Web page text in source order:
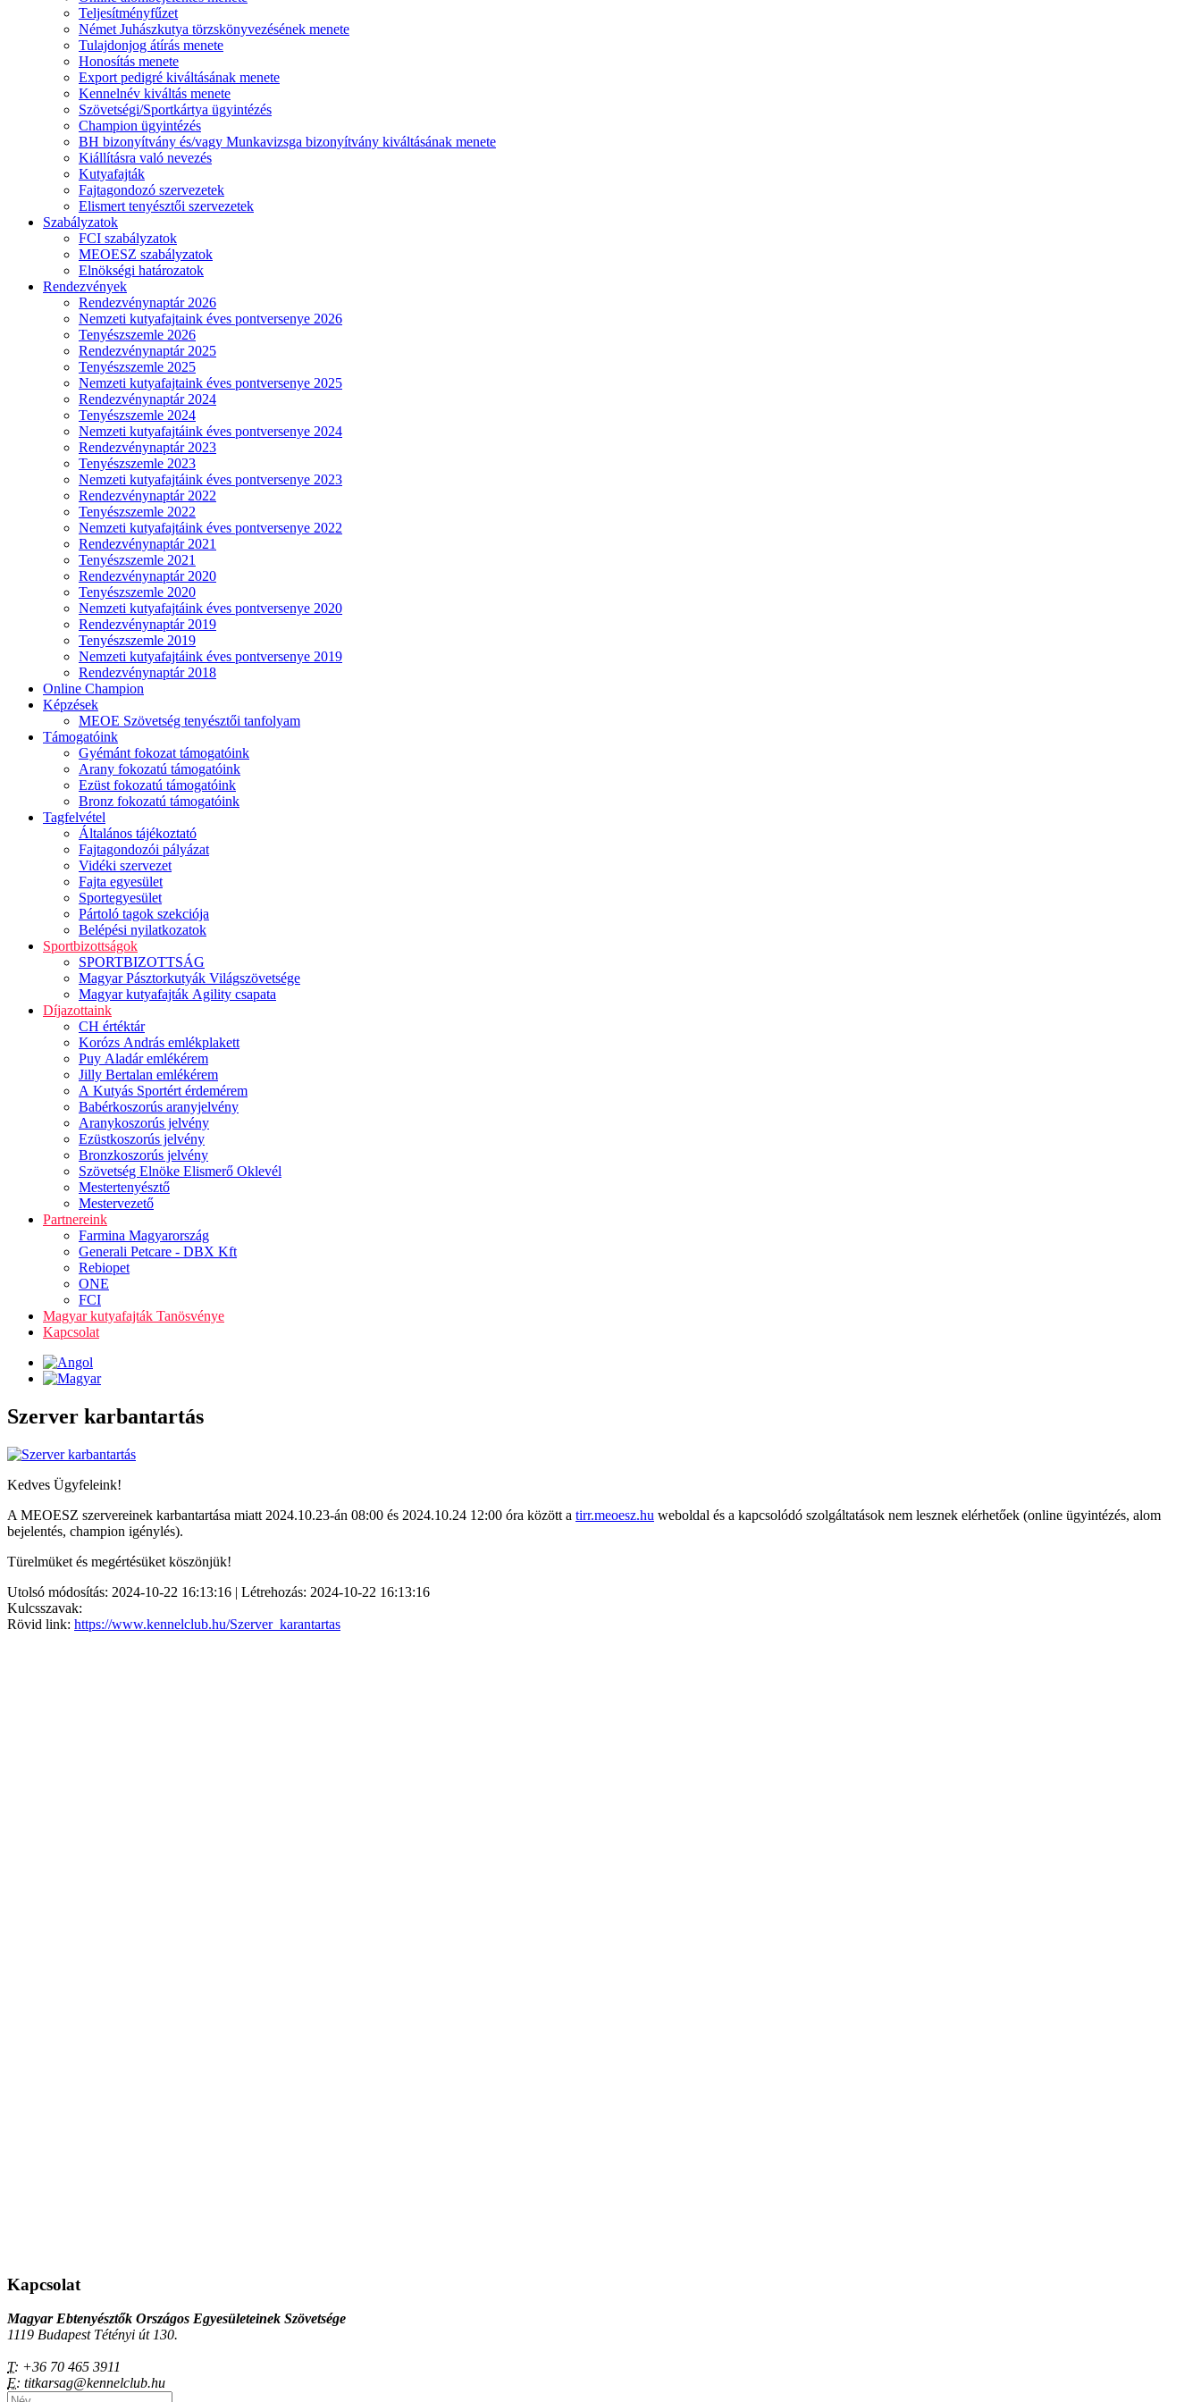
Teljesítményfűzet
Német Juhászkutya törzskönyvezésének menete
Tulajdonjog átírás menete
Honosítás menete
Export pedigré kiváltásának menete
Kennelnév kiváltás menete
Szövetségi/Sportkártya ügyintézés
Champion ügyintézés
BH bizonyítvány és/vagy Munkavizsga bizonyítvány kiváltásának menete
Kiállításra való nevezés
Kutyafajták
Fajtagondozó szervezetek
Elismert tenyésztői szervezetek
Szabályzatok
FCI szabályzatok
MEOESZ szabályzatok
Elnökségi határozatok
Rendezvények
Rendezvénynaptár 2026
Nemzeti kutyafajtaink éves pontversenye 2026
Tenyészszemle 2026
Rendezvénynaptár 2025
Tenyészszemle 2025
Nemzeti kutyafajtaink éves pontversenye 2025
Rendezvénynaptár 2024
Tenyészszemle 2024
Nemzeti kutyafajtáink éves pontversenye 2024
Rendezvénynaptár 2023
Tenyészszemle 2023
Nemzeti kutyafajtáink éves pontversenye 2023
Rendezvénynaptár 2022
Tenyészszemle 2022
Nemzeti kutyafajtáink éves pontversenye 2022
Rendezvénynaptár 2021
Tenyészszemle 2021
Rendezvénynaptár 2020
Tenyészszemle 2020
Nemzeti kutyafajtáink éves pontversenye 2020
Rendezvénynaptár 2019
Tenyészszemle 2019
Nemzeti kutyafajtáink éves pontversenye 2019
Rendezvénynaptár 2018
Online Champion
Képzések
MEOE Szövetség tenyésztői tanfolyam
Támogatóink
Gyémánt fokozat támogatóink
Arany fokozatú támogatóink
Ezüst fokozatú támogatóink
Bronz fokozatú támogatóink
Tagfelvétel
Általános tájékoztató
Fajtagondozói pályázat
Vidéki szervezet
Fajta egyesület
Sportegyesület
Pártoló tagok szekciója
Belépési nyilatkozatok
Sportbizottságok
SPORTBIZOTTSÁG
Magyar Pásztorkutyák Világszövetsége
Magyar kutyafajták Agility csapata
Díjazottaink
CH értéktár
Korózs András emlékplakett
Puy Aladár emlékérem
Jilly Bertalan emlékérem
A Kutyás Sportért érdemérem
Babérkoszorús aranyjelvény
Aranykoszorús jelvény
Ezüstkoszorús jelvény
Bronzkoszorús jelvény
Szövetség Elnöke Elismerő Oklevél
Mestertenyésztő
Mestervezető
Partnereink
Farmina Magyarország
Generali Petcare - DBX Kft
Rebiopet
ONE
FCI
Magyar kutyafajták Tanösvénye
Kapcsolat
Szerver karbantartás
Kedves Ügyfeleink!
A MEOESZ szervereinek karbantartása miatt 2024.10.23-án 08:00 és 2024.10.24 12:00 óra között a tirr.meoesz.hu weboldal és a kapcsolódó szolgáltatások nem lesznek elérhetőek (online ügyintézés, alom
bejelentés, champion igénylés).
Türelmüket és megértésüket köszönjük!
Utolsó módosítás: 2024-10-22 16:13:16 | Létrehozás: 2024-10-22 16:13:16
Kulcsszavak:
Rövid link: https://www.kennelclub.hu/Szerver_karantartas
Kapcsolat
Magyar Ebtenyésztők Országos Egyesületeinek Szövetsége
1119 Budapest Tétényi út 130.
T: +36 70 465 3911
E: titkarsag@kennelclub.hu